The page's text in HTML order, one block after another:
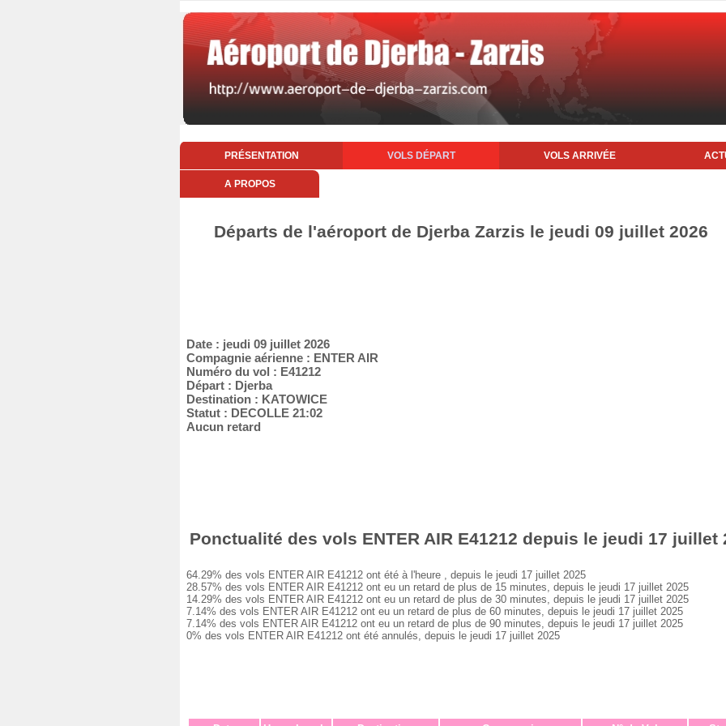
PRÉSENTATION VOLS DÉPART VOLS ARRIVÉE
A PROPOS
Départs de l'aéroport de Djerba Zarzis le jeudi 09 juillet 2026
Date : jeudi 09 juillet 2026
Compagnie aérienne : ENTER AIR
Numéro du vol : E41212
Départ : Djerba
Destination : KATOWICE
Statut : DECOLLE 21:02
Aucun retard
Ponctualité des vols ENTER AIR E41212 depuis le jeudi 17 juillet
64.29% des vols ENTER AIR E41212 ont été à l'heure , depuis le jeudi 17 juillet 2025
28.57% des vols ENTER AIR E41212 ont eu un retard de plus de 15 minutes, depuis le jeudi 17 juillet 2025
14.29% des vols ENTER AIR E41212 ont eu un retard de plus de 30 minutes, depuis le jeudi 17 juillet 2025
7.14% des vols ENTER AIR E41212 ont eu un retard de plus de 60 minutes, depuis le jeudi 17 juillet 2025
7.14% des vols ENTER AIR E41212 ont eu un retard de plus de 90 minutes, depuis le jeudi 17 juillet 2025
0% des vols ENTER AIR E41212 ont été annulés, depuis le jeudi 17 juillet 2025